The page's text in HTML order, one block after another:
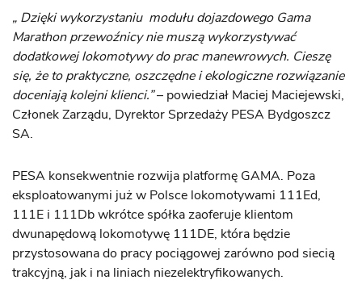
„ Dzięki wykorzystaniu modułu dojazdowego Gama
Marathon przewoźnicy nie muszą wykorzystywać
dodatkowej lokomotywy do prac manewrowych. Cieszę
się, że to praktyczne, oszczędne i ekologiczne rozwiązanie
doceniają kolejni klienci.”– powiedział Maciej Maciejewski,
Członek Zarządu, Dyrektor Sprzedaży PESA Bydgoszcz
SA.
PESA konsekwentnie rozwija platformę GAMA. Poza
eksploatowanymi już w Polsce lokomotywami 111Ed,
111E i 111Db wkrótce spółka zaoferuje klientom
dwunapędową lokomotywę 111DE, która będzie
przystosowana do pracy pociągowej zarówno pod siecią
trakcyjną, jak i na liniach niezelektryfikowanych.